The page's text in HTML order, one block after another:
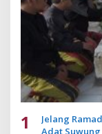
1
Jelang
Adat